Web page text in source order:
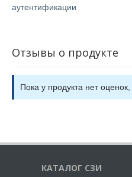
аутентификации
Отзывы о продукте
Пока у продукта нет оценок,
КАТАЛОГ СЗИ